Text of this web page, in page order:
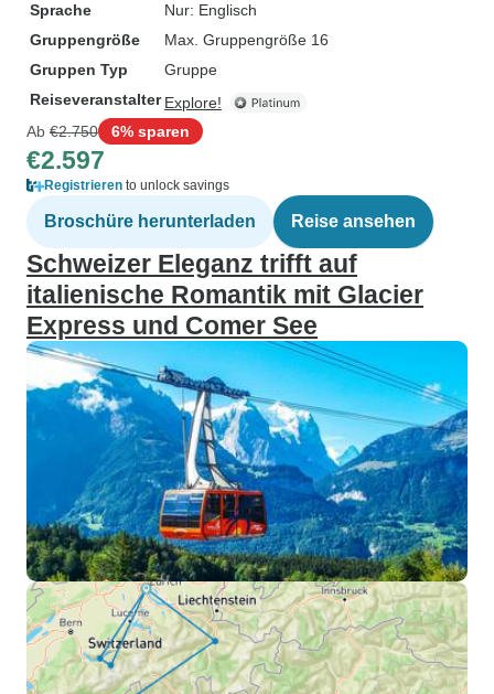
Sprache
Nur: Englisch
Gruppengröße
Max. Gruppengröße 16
Gruppen Typ
Gruppe
Reiseveranstalter Explore!
Ab €2.750 6% sparen
€2.597
Registrieren to unlock savings
Broschüre herunterladen Reise ansehen
Schweizer Eleganz trifft auf
italienische Romantik mit Glacier
Express und Comer See